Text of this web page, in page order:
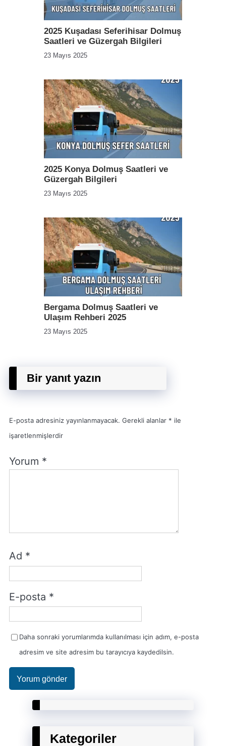
2025 Kuşadası Seferihisar Dolmuş
Saatleri ve Güzergah Bilgileri
23 Mayıs 2025
2025 Konya Dolmuş Saatleri ve
Güzergah Bilgileri
23 Mayıs 2025
Bergama Dolmuş Saatleri ve
Ulaşım Rehberi 2025
23 Mayıs 2025
Bir yanıt yazın
E-posta adresiniz yayınlanmayacak. Gerekli alanlar * ile
işaretlenmişlerdir
Yorum *
Ad *
E-posta *
Daha sonraki yorumlarımda kullanılması için adım, e-posta
adresim ve site adresim bu tarayıcıya kaydedilsin.
Kategoriler